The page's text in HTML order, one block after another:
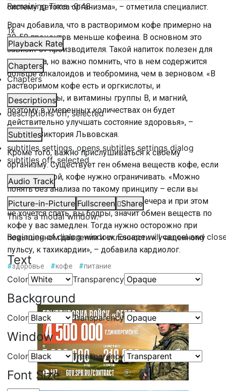
Remaining Time-0:48
1x
Playback Rate
Chapters
Chapters
Descriptions
descriptions off, selected
Subtitles
subtitles settings, opens subtitles settings dialog
subtitles off, selected
Audio Track
Picture-in-Picture Fullscreen
Share
This is a modal window.
Beginning of dialog window. Escape will cancel and
Text
Color Transparency
Background
Color Transparency
Window
Color Transparency
Font Size
систему детокса организма», – отметила специалист.
Врач добавила, что в растворимом кофе примерно на
30-50 процентов меньше кофеина. В основном это
зависит от производителя. Такой напиток полезен для
организма, но важно помнить, что в нем содержится
больше алкалоидов и теобромина, чем в зерновом. «В
растворимом кофе есть и оргкислоты, и
аминокислоты, и витамины группы В, и магний,
поэтому в умеренных количествах он будет
действительно улучшать состояние здоровья», –
сказала Виктория Львовская.
Кроме того, важно прислушиваться к своему
организму. Существует ген обмена веществ кофе, если
он с поломкой, кофе нужно ограничивать. «Можно
понять без анализа по такому принципу – если вы
выпиваете кофе после пяти часов вечера и при этом
не хочется спать, вы бодры, значит обмен веществ по
кофе у вас замедлен. Тогда нужно осторожно при
повышенном давлении и склонности к учащенному
пульсу, к тахикардии», – добавила кардиолог.
#здоровье #кофе #питание